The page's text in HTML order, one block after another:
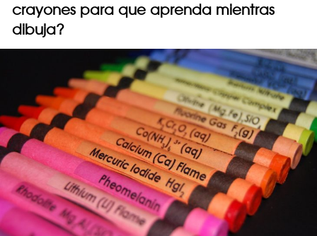
crayones para que aprenda mientras
dibuja?